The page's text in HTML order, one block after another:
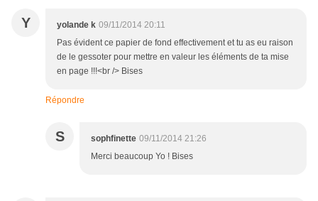
Y yolande k 09/11/2014 20:11
Pas évident ce papier de fond effectivement et tu as eu raison
de le gessoter pour mettre en valeur les éléments de ta mise
en page !!!<br /> Bises
Répondre
S sophfinette 09/11/2014 21:26
Merci beaucoup Yo ! Bises